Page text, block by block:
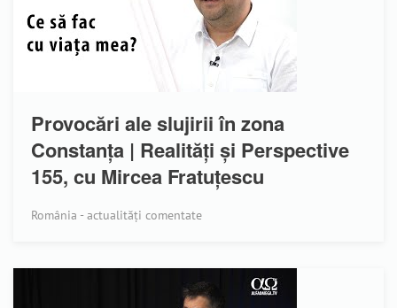
Provocări ale slujirii în zona
Constanța | Realități și Perspective
155, cu Mircea Fratuțescu
România - actualități comentate